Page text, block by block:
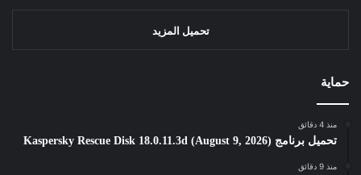
تحميل المزيد
حماية
منذ 4 دقائق
تحميل برنامج Kaspersky Rescue Disk 18.0.11.3d (August 9, 2026)
منذ 9 دقائق